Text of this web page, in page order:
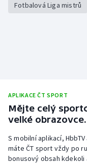
Fotbalová Liga mistrů
APLIKACE ČT SPORT
Mějte celý
velké obrazovce.
S mobilní aplikací,
máte ČT sport vždy po
bonusový obsah kdekoli